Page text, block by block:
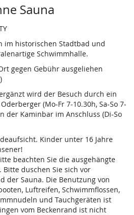
Sauna
im historischen Stadtbad und
Schwimmhalle.
gegen Gebühr ausgeliehen
wird der Besuch durch ein
(Mo-Fr 7-10.30h, Sa-So 7-
der Kaminbar im Anschluss (Di-So
Kinder unter 16 Jahre
beachten Sie die ausgehängte
duschen Sie sich vor
der Sauna. Die Benutzung von
Luftreifen, Schwimmflossen,
und Tauchgeräten ist
vom Beckenrand ist nicht